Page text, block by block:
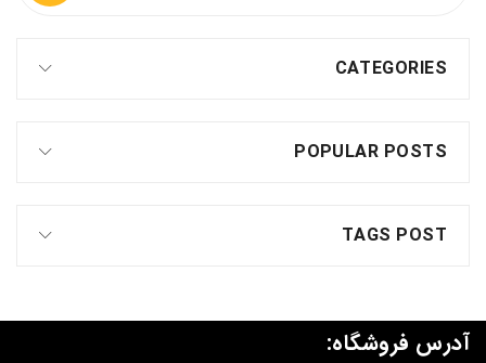
CATEGORIES
POPULAR POSTS
TAGS POST
آدرس فروشگاه: